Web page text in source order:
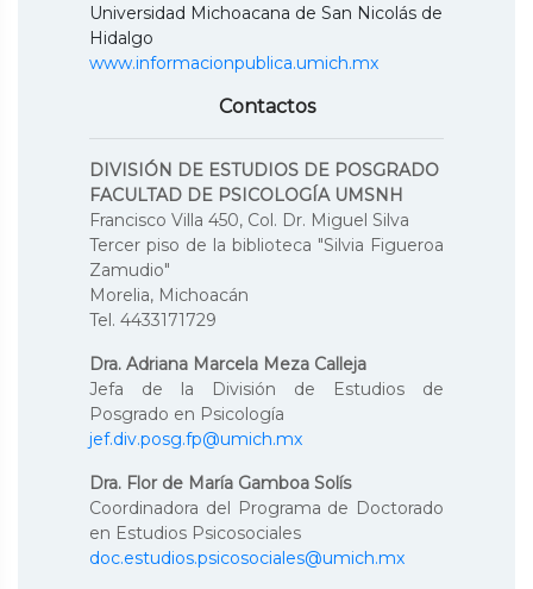
Universidad Michoacana de San Nicolás de
Hidalgo
www.informacionpublica.umich.mx
Contactos
DIVISIÓN DE ESTUDIOS DE POSGRADO
FACULTAD DE PSICOLOGÍA UMSNH
Francisco Villa 450, Col. Dr. Miguel Silva
Tercer piso de la biblioteca "Silvia Figueroa
Zamudio"
Morelia, Michoacán
Tel. 4433171729
Dra. Adriana Marcela Meza Calleja
Jefa de la División de Estudios de
Posgrado en Psicología
jef.div.posg.fp@umich.mx
Dra. Flor de María Gamboa Solís
Coordinadora del Programa de Doctorado
en Estudios Psicosociales
doc.estudios.psicosociales@umich.mx